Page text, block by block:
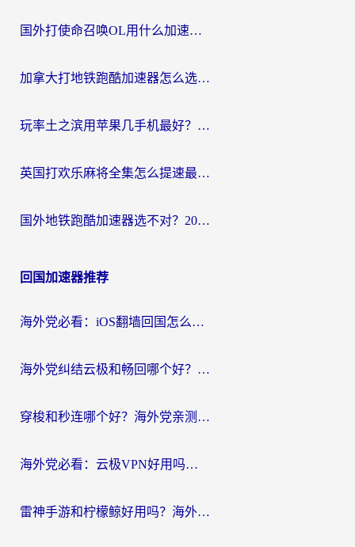
国外打使命召唤OL用什么加速器最好？海外玩家国服畅玩全攻略（附小众游戏加速技巧）
加拿大打地铁跑酷加速器怎么选？2026海外玩家实测指南（附王国纪元保卫萝卜3加速技巧）
玩率土之滨用苹果几手机最好？海外党必看的国服游戏加速+设备选择指南
英国打欢乐麻将全集怎么提速最快？海外党亲测有效的国服游戏加速指南
国外地铁跑酷加速器选不对？2026海外玩家必看的国服游戏加速全攻略
回国加速器推荐
海外党必看：iOS翻墙回国怎么选？一篇搞定无缝访问国内资源
海外党纠结云极和畅回哪个好？一篇讲透回国加速器怎么选（附避坑指南）
穿梭和秒连哪个好？海外党亲测3款回国加速器，教你在国外正常浏览国内网站
海外党必看：云极VPN好用吗？和GoLinkVPN对比哪个回国效果更好？附真实体验指南
雷神手游和柠檬鲸好用吗？海外党亲测3款回国加速器，教你避开破解VPN坑